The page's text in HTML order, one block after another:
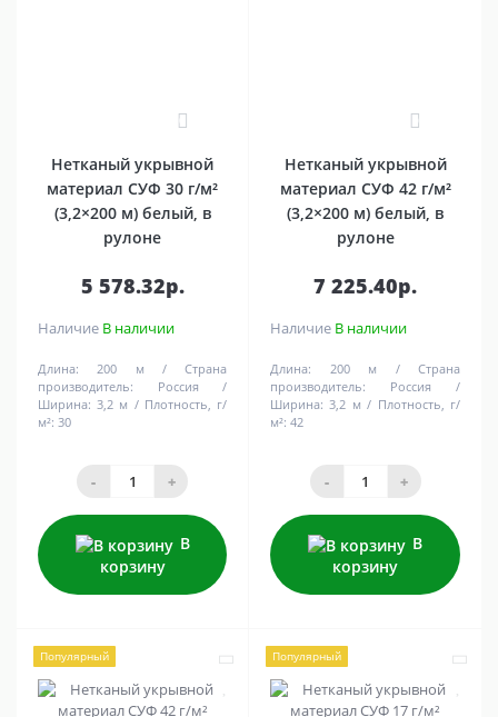
Нетканый укрывной
материал СУФ 30 г/м²
(3,2×200 м) белый, в
рулоне
5 578.32р.
Наличие В наличии
Длина: 200 м
Страна
производитель:
Россия
Ширина: 3,2 м
Плотность, г/
м²: 30
- +
В
корзину
Нетканый укрывной
материал СУФ 42 г/м²
(3,2×200 м) белый, в
рулоне
7 225.40р.
Наличие В наличии
Длина: 200 м
Страна
производитель:
Россия
Ширина: 3,2 м
Плотность, г/
м²: 42
- +
В
корзину
Популярный Популярный